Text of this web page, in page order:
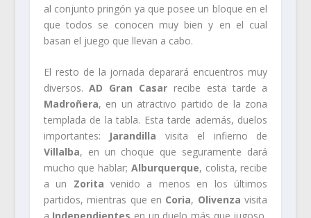
al conjunto pringón ya que posee un bloque en el
que todos se conocen muy bien y en el cual
basan el juego que llevan a cabo.
El resto de la jornada deparará encuentros muy
diversos.AD Gran Casar recibe esta tarde a
Madroñera, en un atractivo partido de la zona
templada de la tabla. Esta tarde además, duelos
importantes: Jarandillavisita el infierno de
Villalba, en un choque que seguramente dará
mucho que hablar; Alburquerque, colista, recibe
a un Zoritavenido a menos en los últimos
partidos, mientras que en Coria, Olivenzavisita